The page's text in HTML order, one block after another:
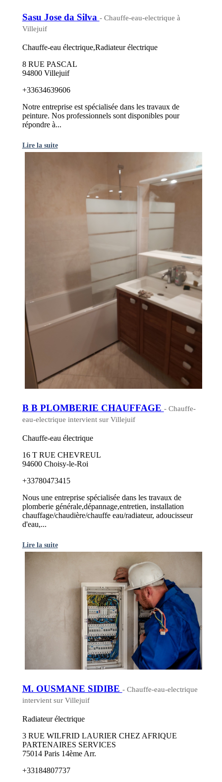
Sasu Jose da Silva - Chauffe-eau-electrique à
Villejuif
Chauffe-eau électrique,Radiateur électrique
8 RUE PASCAL
94800 Villejuif
+33634639606
Notre entreprise est spécialisée dans les travaux de
peinture. Nos professionnels sont disponibles pour
répondre à...
Lire la suite
B B PLOMBERIE CHAUFFAGE - Chauffe-
eau-electrique intervient sur Villejuif
Chauffe-eau électrique
16 T RUE CHEVREUL
94600 Choisy-le-Roi
+33780473415
Nous une entreprise spécialisée dans les travaux de
plomberie générale,dépannage,entretien, installation
chauffage/chaudière/chauffe eau/radiateur, adoucisseur
d'eau,...
Lire la suite
M. OUSMANE SIDIBE - Chauffe-eau-electrique
intervient sur Villejuif
Radiateur électrique
3 RUE WILFRID LAURIER CHEZ AFRIQUE
PARTENAIRES SERVICES
75014 Paris 14ème Arr.
+33184807737